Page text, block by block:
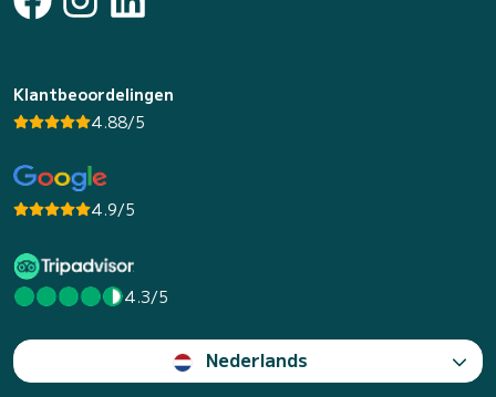
Klantbeoordelingen
4.88/5
4.9/5
4.3/5
Nederlands